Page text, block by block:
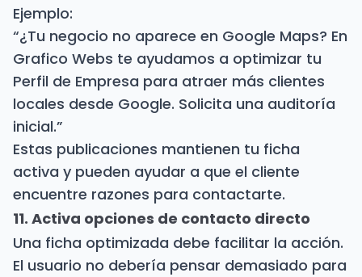
Ejemplo:
“¿Tu negocio no aparece en Google Maps? En
Grafico Webs te ayudamos a optimizar tu
Perfil de Empresa para atraer más clientes
locales desde Google. Solicita una auditoría
inicial.”
Estas publicaciones mantienen tu ficha
activa y pueden ayudar a que el cliente
encuentre razones para contactarte.
11. Activa opciones de contacto directo
Una ficha optimizada debe facilitar la acción.
El usuario no debería pensar demasiado para